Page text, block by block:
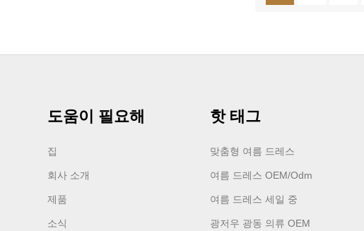
도움이 필요해
집
회사 소개
제품
소식
핫 태그
맞춤형 여름 드레스
여름 드레스 OEM/odm
여름 드레스 세일 중
광저우 광동 의류 OEM